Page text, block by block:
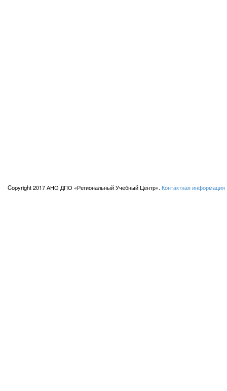
Copyright 2017 АНО ДПО «Региональный Учебный Центр». Контактная информация